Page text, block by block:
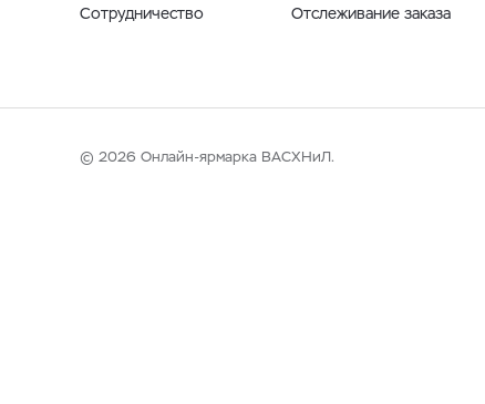
Сотрудничество
Отслеживание заказа
© 2026 Онлайн-ярмарка ВАСХНиЛ.